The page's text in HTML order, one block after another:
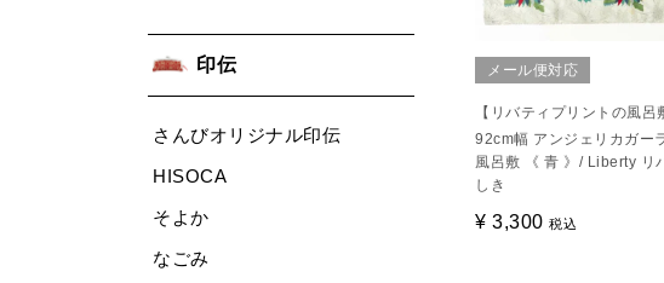
印伝
さんびオリジナル印伝
HISOCA
そよか
なごみ
メール便対応
【リバティプリントの風呂
92cm幅 アンジェリカガー
風呂敷 《 青 》/ Liberty リ
しき
¥ 3,300 税込